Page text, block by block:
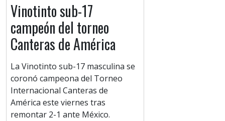
Vinotinto sub-17
campeón del torneo
Canteras de América
La Vinotinto sub-17 masculina se
coronó campeona del Torneo
Internacional Canteras de
América este viernes tras
remontar 2-1 ante México.